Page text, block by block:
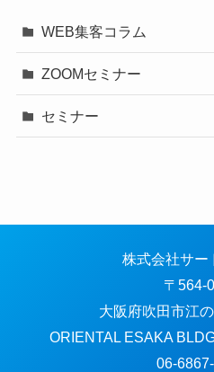
WEB集客コラム
ZOOMセミナー
セミナー
株式会社サー
〒564-
大阪府吹田市江
ORIENTAL ESAKA
06-